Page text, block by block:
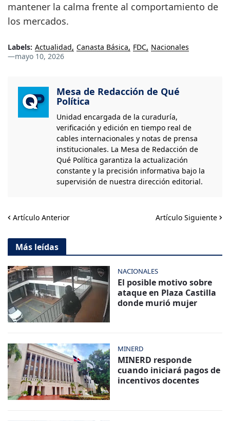
mantener la calma frente al comportamiento de
los mercados.
Labels: Actualidad Canasta Básica FDC Nacionales
—mayo 10, 2026
Mesa de Redacción de Qué
Política
Unidad encargada de la curaduría,
verificación y edición en tiempo real de
cables internacionales y notas de prensa
institucionales. La Mesa de Redacción de
Qué Política garantiza la actualización
constante y la precisión informativa bajo la
supervisión de nuestra dirección editorial.
Artículo Anterior Artículo Siguiente
Más leídas
NACIONALES
El posible motivo sobre
ataque en Plaza Castilla
donde murió mujer
MINERD
MINERD responde
cuando iniciará pagos de
incentivos docentes